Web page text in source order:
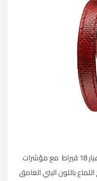
ساعة بولغري من الذهب الوردي عيار 18 قيراط مع مؤشرات
باللون البني الغامق